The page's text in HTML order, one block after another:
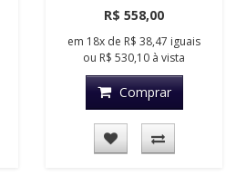
R$ 558,00
em 18x de R$ 38,47 iguais
ou R$ 530,10 à vista
Comprar